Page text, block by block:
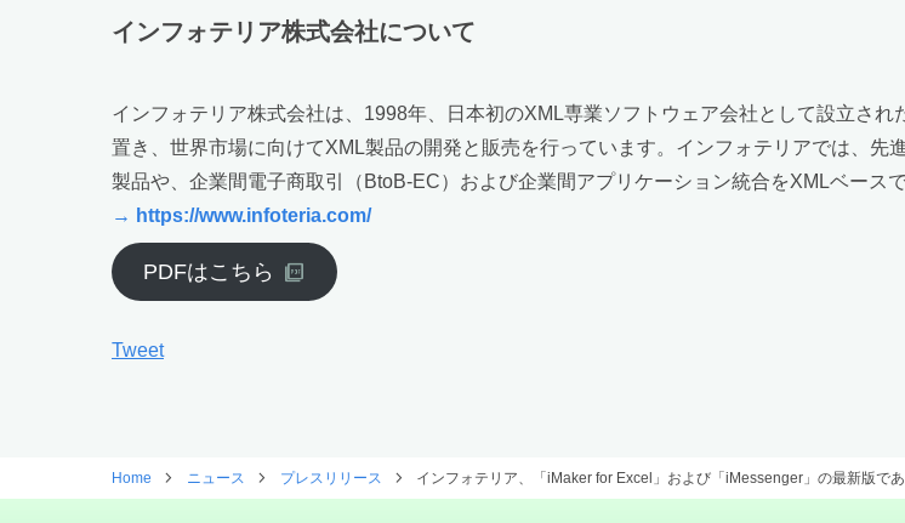
インフォテリア株式会社について
インフォテリア株式会社は、1998年、日本初のXML専業ソフトウェア会社として設立さ
置き、世界市場に向けてXML製品の開発と販売を行っています。インフォテリアでは、
製品や、企業間電子商取引（BtoB-EC）および企業間アプリケーション統合をXMLベース
→ https://www.infoteria.com/
PDFはこちら
Tweet
Home ニュース プレスリリース インフォテリア、「iMaker for Excel」および「iMessenger」の最新版で